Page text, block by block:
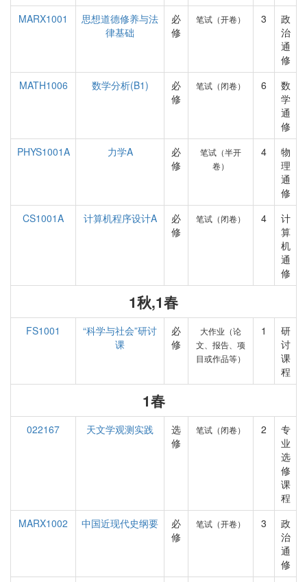
MARX1001
思想道德修养与法
律基础
必
修
笔试（开卷） 3
政
治
通
修
MATH1006
数学分析(B1)
必
修
笔试（闭卷） 6
数
学
通
修
PHYS1001A
力学A
必
修
笔试（半开
卷）
4
物
理
通
修
CS1001A
计算机程序设计A
必
修
笔试（闭卷） 4
计
算
机
通
修
1秋,1春
FS1001
“科学与社会”研讨
课
必
修
大作业（论
文、报告、项
目或作品等）
1
研
讨
课
程
1春
022167 天文学观测实践
选
修
笔试（闭卷） 2
专
业
选
修
课
程
MARX1002
中国近现代史纲要
必
修
笔试（开卷） 3
政
治
通
修